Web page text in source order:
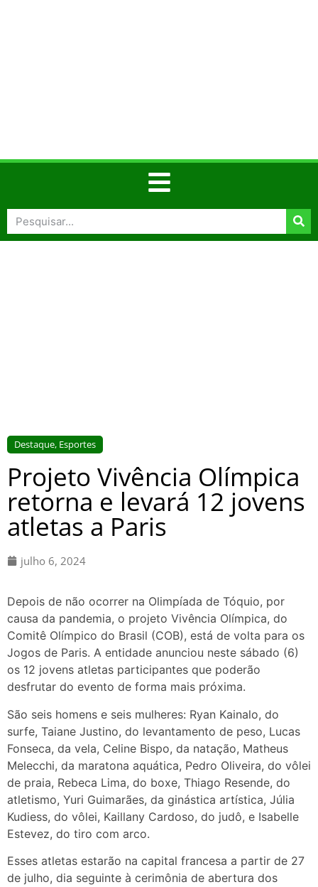
Destaque, Esportes
Projeto Vivência Olímpica
retorna e levará 12 jovens
atletas a Paris
julho 6, 2024
Depois de não ocorrer na Olimpíada de Tóquio, por
causa da pandemia, o projeto Vivência Olímpica, do
Comitê Olímpico do Brasil (COB), está de volta para os
Jogos de Paris. A entidade anunciou neste sábado (6)
os 12 jovens atletas participantes que poderão
desfrutar do evento de forma mais próxima.
São seis homens e seis mulheres: Ryan Kainalo, do
surfe, Taiane Justino, do levantamento de peso, Lucas
Fonseca, da vela, Celine Bispo, da natação, Matheus
Melecchi, da maratona aquática, Pedro Oliveira, do vôlei
de praia, Rebeca Lima, do boxe, Thiago Resende, do
atletismo, Yuri Guimarães, da ginástica artística, Júlia
Kudiess, do vôlei, Kaillany Cardoso, do judô, e Isabelle
Estevez, do tiro com arco.
Esses atletas estarão na capital francesa a partir de 27
de julho, dia seguinte à cerimônia de abertura dos